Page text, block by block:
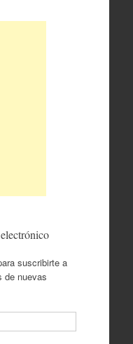
suscribirte a
de nuevas